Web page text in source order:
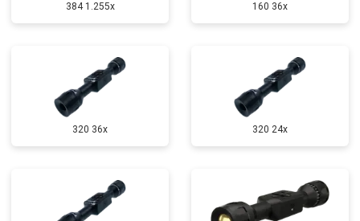
384 1.255х 160 36x
320 36x 320 24x